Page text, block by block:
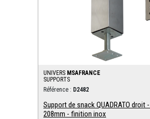
UNIVERS MSAFRANCE
SUPPORTS
Référence : D2482
Support de snack QUADRATO droit
208mm - finition inox